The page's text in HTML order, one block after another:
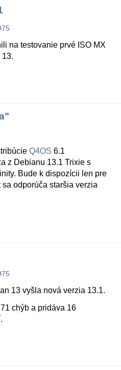
na testovanie prvé ISO MX
13.
Q4OS 6.1
z Debianu 13.1 Trixie s
Bude k dispozícii len pre
odporúča staršia verzia
13 vyšla nová verzia 13.1.
chýb a pridáva 16